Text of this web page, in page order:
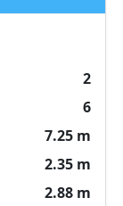
2
6
7.25 m
2.35 m
2.88 m